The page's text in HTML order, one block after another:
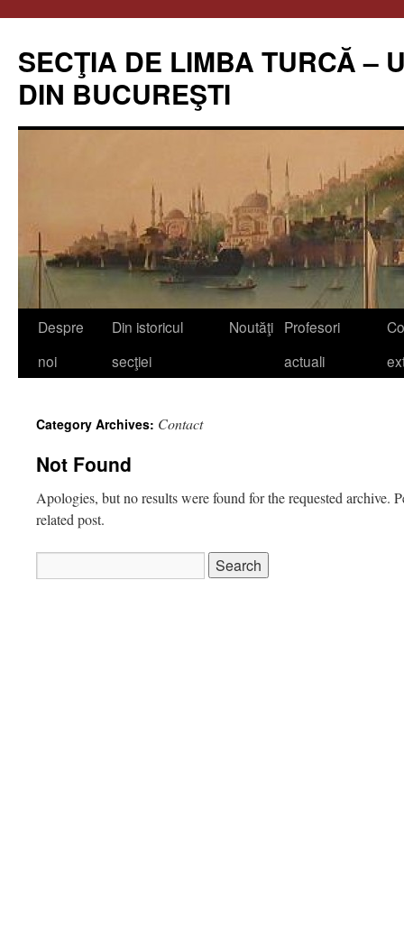
content
SECŢIA DE LIMBA TURCĂ –
DIN BUCUREŞTI
Despre
noi
Din istoricul
secţiei
Noutăţi Profesori
actuali
Category Archives: Contact
Not Found
Apologies, but no results were found for the requested archive.
related post.
for: